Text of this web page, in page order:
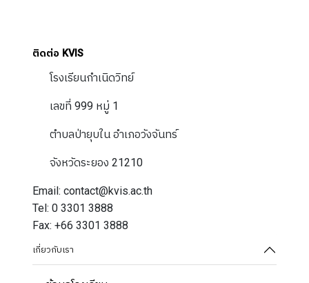
ติดต่อ KVIS
โรงเรียนกำเนิดวิทย์
เลขที่ 999 หมู่ 1
ตำบลป่ายุบใน อำเภอวังจันทร์
จังหวัดระยอง 21210
Email: contact@kvis.ac.th
Tel: 0 3301 3888
Fax: +66 3301 3888
เกี่ยวกับเรา